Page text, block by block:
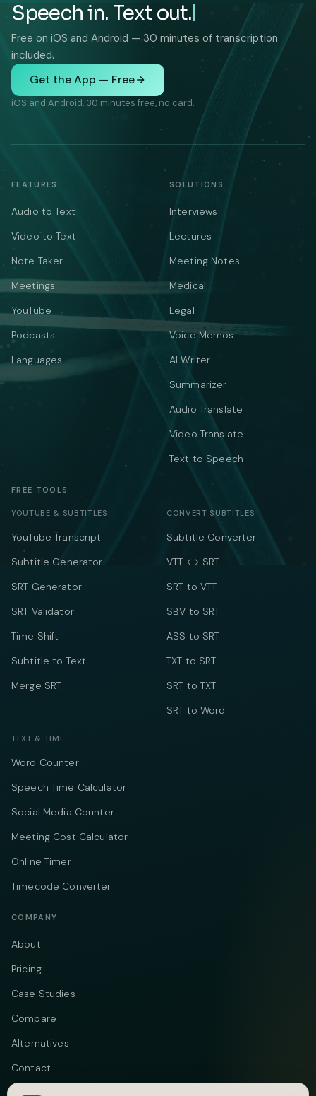
Speech in. Text out.
Free on iOS and Android — 30 minutes of transcription
included.
Get the App — Free
iOS and Android. 30 minutes free, no card.
FEATURES
Audio to Text
Video to Text
Note Taker
Meetings
YouTube
Podcasts
Languages
SOLUTIONS
Interviews
Lectures
Meeting Notes
Medical
Legal
Voice Memos
AI Writer
Summarizer
Audio Translate
Video Translate
Text to Speech
FREE TOOLS
YOUTUBE & SUBTITLES
YouTube Transcript
Subtitle Generator
SRT Generator
SRT Validator
Time Shift
Subtitle to Text
Merge SRT
CONVERT SUBTITLES
Subtitle Converter
VTT ↔ SRT
SRT to VTT
SBV to SRT
ASS to SRT
TXT to SRT
SRT to TXT
SRT to Word
TEXT & TIME
Word Counter
Speech Time Calculator
Social Media Counter
Meeting Cost Calculator
Online Timer
Timecode Converter
COMPANY
About
Pricing
Case Studies
Compare
Alternatives
Contact
Blog